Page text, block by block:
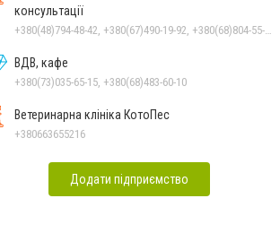
консультації
ВДВ, кафе
+380(73)035-65-15, +380(68)483-60-10
Ветеринарна клініка КотоПес
+380663655216
Додати підприємство